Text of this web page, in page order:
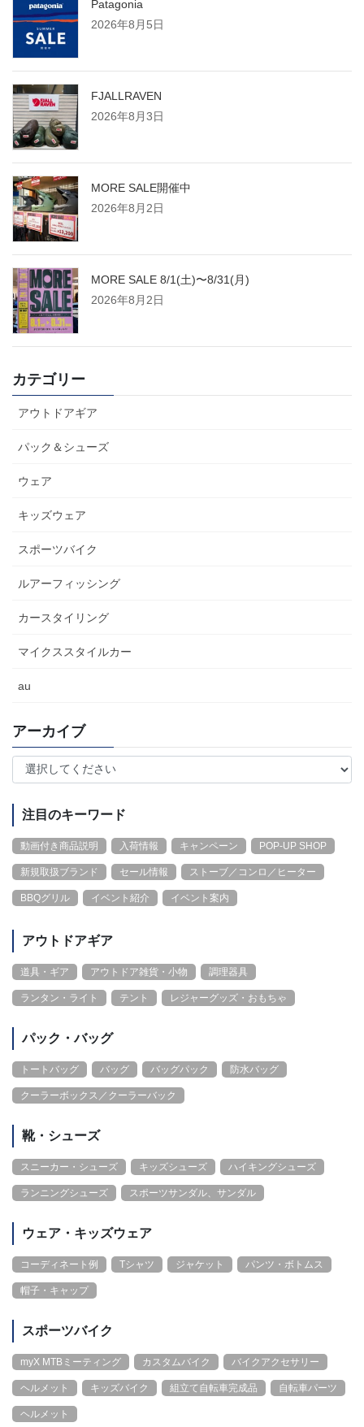
送
り
Patagonia
2026年8月5日
FJALLRAVEN
2026年8月3日
MORE SALE開催中
2026年8月2日
MORE SALE 8/1(土)〜8/31(月)
2026年8月2日
カテゴリー
アウトドアギア
パック＆シューズ
ウェア
キッズウェア
スポーツバイク
ルアーフィッシング
カースタイリング
マイクススタイルカー
au
アーカイブ
注目のキーワード
動画付き商品説明 入荷情報 キャンペーン POP-UP SHOP
新規取扱ブランド セール情報 ストーブ／コンロ／ヒーター
BBQグリル イベント紹介 イベント案内
アウトドアギア
道具・ギア アウトドア雑貨・小物 調理器具
ランタン・ライト テント レジャーグッズ・おもちゃ
パック・バッグ
トートバッグ バッグ バッグパック 防水バッグ
クーラーボックス／クーラーバック
靴・シューズ
スニーカー・シューズ キッズシューズ ハイキングシューズ
ランニングシューズ スポーツサンダル、サンダル
ウェア・キッズウェア
コーディネート例 Tシャツ ジャケット パンツ・ボトムス
帽子・キャップ
スポーツバイク
myX MTBミーティング カスタムバイク バイクアクセサリー
ヘルメット キッズバイク 組立て自転車完成品 自転車パーツ
ヘルメット